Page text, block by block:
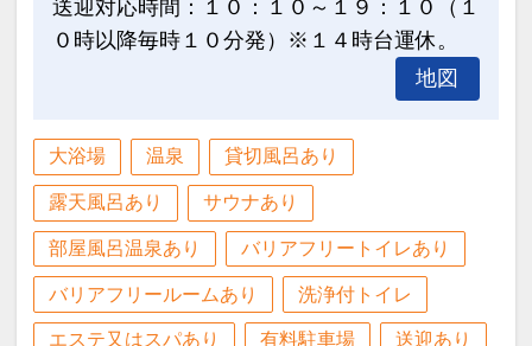
送迎対応時間：１０：１０～１９：１０（１
０時以降毎時１０分発）※１４時台運休。
地図
大浴場 温泉 貸切風呂あり
露天風呂あり サウナあり
部屋風呂温泉あり バリアフリートイレあり
バリアフリールームあり 洗浄付トイレ
エステ又はスパあり 有料駐車場 送迎あり